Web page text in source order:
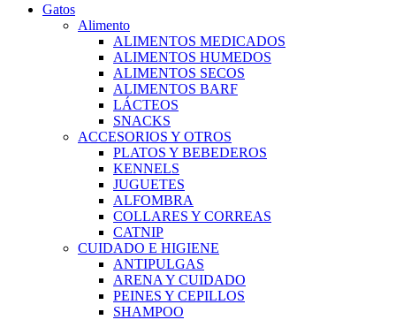
Gatos
Alimento
ALIMENTOS MEDICADOS
ALIMENTOS HUMEDOS
ALIMENTOS SECOS
ALIMENTOS BARF
LÁCTEOS
SNACKS
ACCESORIOS Y OTROS
PLATOS Y BEBEDEROS
KENNELS
JUGUETES
ALFOMBRA
COLLARES Y CORREAS
CATNIP
CUIDADO E HIGIENE
ANTIPULGAS
ARENA Y CUIDADO
PEINES Y CEPILLOS
SHAMPOO